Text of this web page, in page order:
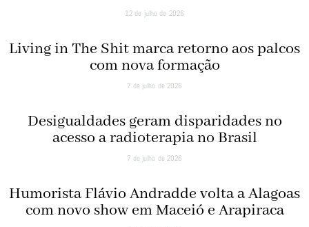
12 de julho de 2026
Living in The Shit marca retorno aos palcos
com nova formação
7 de julho de 2026
Desigualdades geram disparidades no
acesso a radioterapia no Brasil
7 de julho de 2026
Humorista Flávio Andradde volta a Alagoas
com novo show em Maceió e Arapiraca